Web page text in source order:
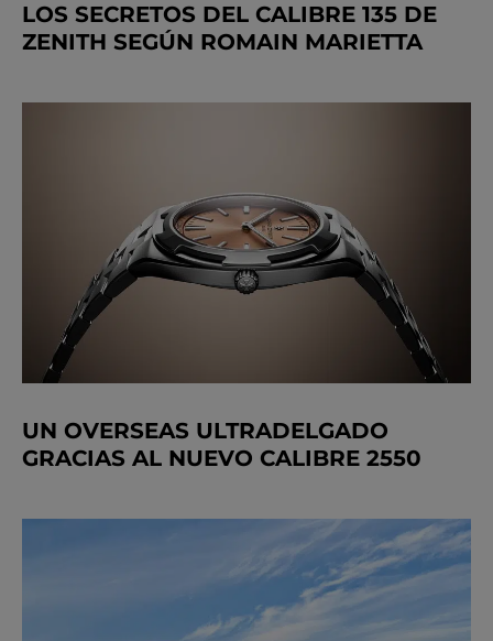
LOS SECRETOS DEL CALIBRE 135 DE
ZENITH SEGÚN ROMAIN MARIETTA
UN OVERSEAS ULTRADELGADO
GRACIAS AL NUEVO CALIBRE 2550